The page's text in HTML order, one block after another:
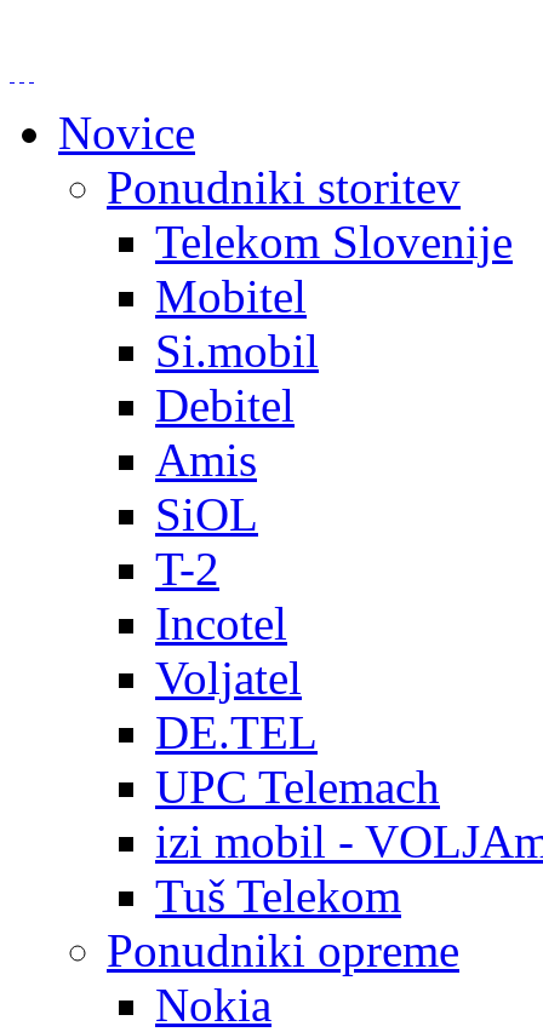
Novice
Ponudniki storitev
Telekom Slovenije
Mobitel
Si.mobil
Debitel
Amis
SiOL
T-2
Incotel
Voljatel
DE.TEL
UPC Telemach
izi mobil -
Tuš Telekom
Ponudniki opreme
Nokia